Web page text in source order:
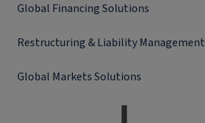
Global Financing Solutions
Restructuring & Liability Management
Global Markets Solutions